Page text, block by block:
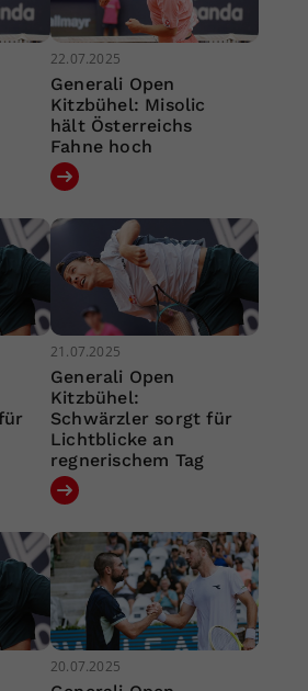
22.07.2025
Generali Open
Kitzbühel: Misolic
hält Österreichs
Fahne hoch
21.07.2025
Generali Open
Kitzbühel:
Schwärzler sorgt für
Lichtblicke an
regnerischem Tag
20.07.2025